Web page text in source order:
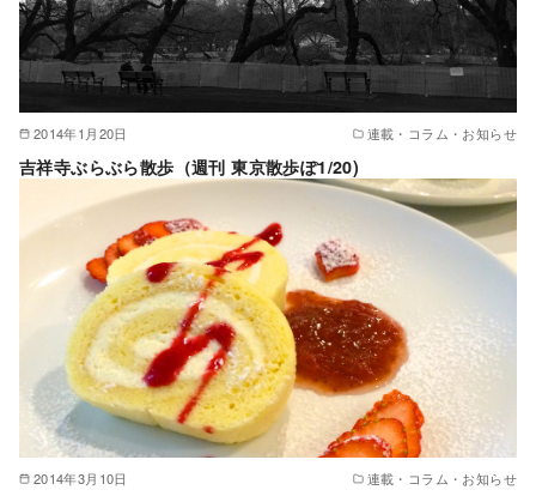
2014年1月20日 連載・コラム・お知らせ
吉祥寺ぶらぶら散歩（週刊 東京散歩ぽ1/20)
2014年3月10日 連載・コラム・お知らせ